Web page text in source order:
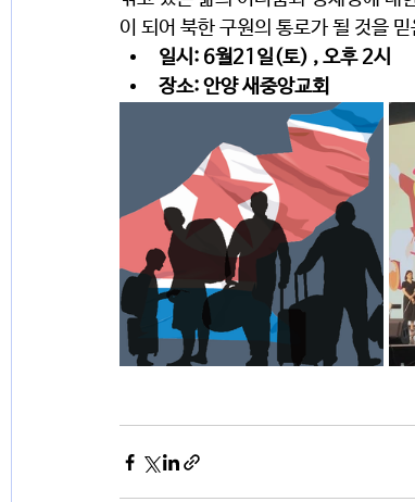
이 되어 북한 구원의 통로가 될 것을
일시: 6월21일(토) , 오후 2시
장소: 안양 새중앙교회